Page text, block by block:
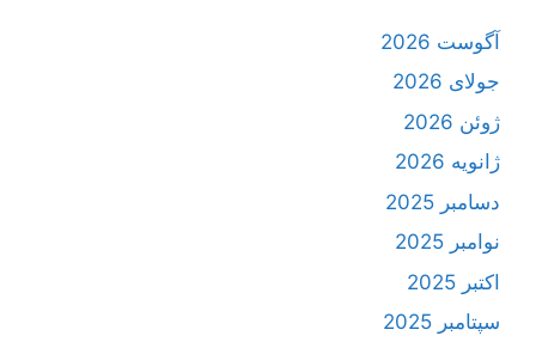
آگوست 2026
جولای 2026
ژوئن 2026
ژانویه 2026
دسامبر 2025
نوامبر 2025
اکتبر 2025
سپتامبر 2025